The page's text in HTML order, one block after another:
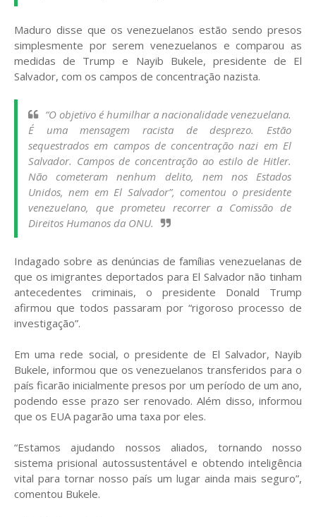
Maduro disse que os venezuelanos estão sendo presos
simplesmente por serem venezuelanos e comparou as
medidas de Trump e Nayib Bukele, presidente de El
Salvador, com os campos de concentração nazista.
“O objetivo é humilhar a nacionalidade venezuelana.
É uma mensagem racista de desprezo. Estão
sequestrados em campos de concentração nazi em El
Salvador. Campos de concentração ao estilo de Hitler.
Não cometeram nenhum delito, nem nos Estados
Unidos, nem em El Salvador”, comentou o presidente
venezuelano, que prometeu recorrer a Comissão de
Direitos Humanos da ONU.
Indagado sobre as denúncias de famílias venezuelanas de
que os imigrantes deportados para El Salvador não tinham
antecedentes criminais, o presidente Donald Trump
afirmou que todos passaram por “rigoroso processo de
investigação”.
Em uma rede social, o presidente de El Salvador, Nayib
Bukele, informou que os venezuelanos transferidos para o
país ficarão inicialmente presos por um período de um ano,
podendo esse prazo ser renovado. Além disso, informou
que os EUA pagarão uma taxa por eles.
“Estamos ajudando nossos aliados, tornando nosso
sistema prisional autossustentável e obtendo inteligência
vital para tornar nosso país um lugar ainda mais seguro”,
comentou Bukele.